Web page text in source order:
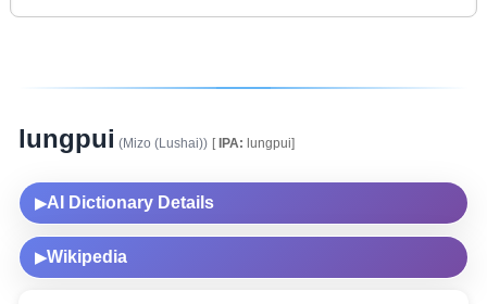
lungpui (Mizo (Lushai)) [IPA: lungpui]
▶AI Dictionary Details
▶Wikipedia